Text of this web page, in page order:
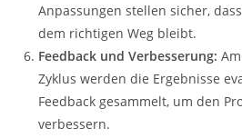
Anpassungen stellen sicher,
dem richtigen Weg bleibt.
Feedback und Verbesserung:
Zyklus werden die Ergebnisse
Feedback gesammelt, um den
verbessern.